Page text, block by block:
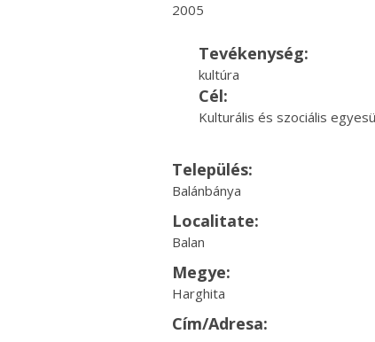
2005
Tevékenység:
kultúra
Cél:
Kulturális és szociális
Település:
Balánbánya
Localitate:
Balan
Megye:
Harghita
Cím/Adresa: